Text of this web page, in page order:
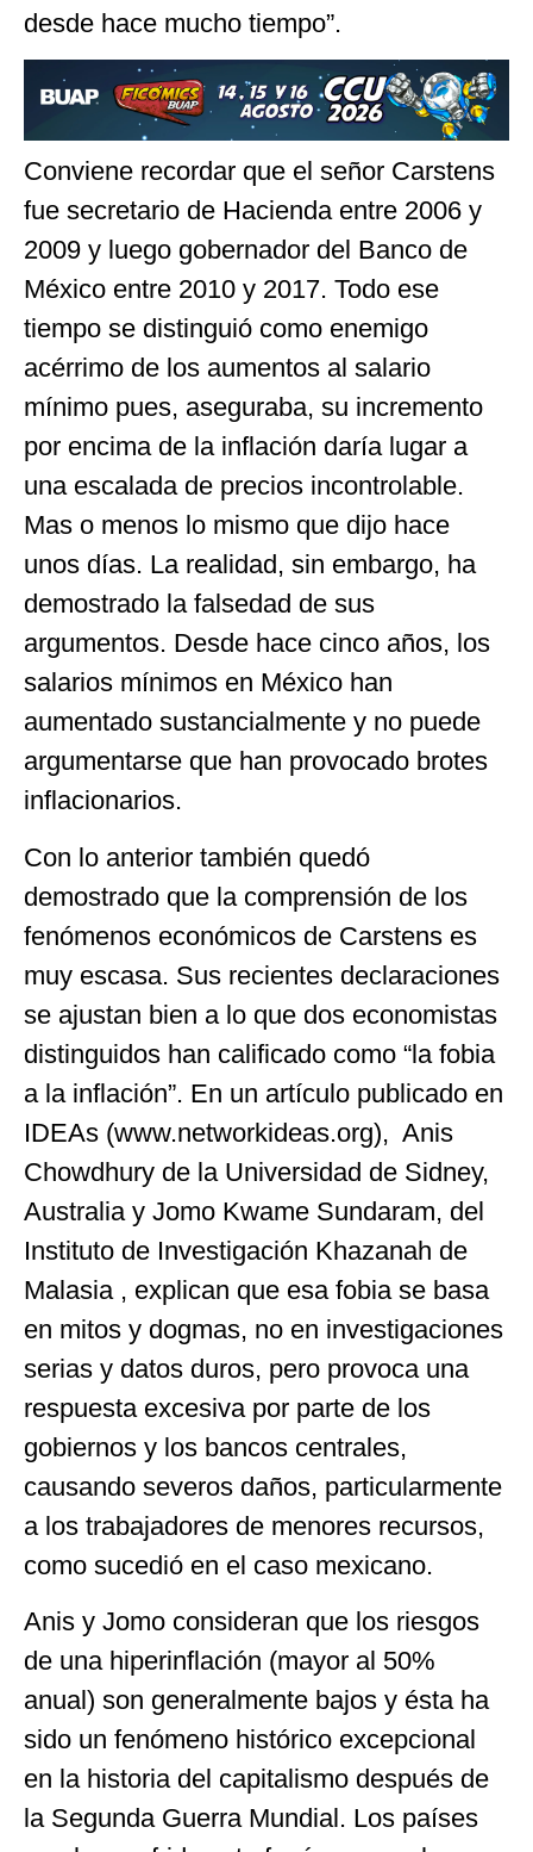
desde hace mucho tiempo”.
Conviene recordar que el señor Carstens
fue secretario de Hacienda entre 2006 y
2009 y luego gobernador del Banco de
México entre 2010 y 2017. Todo ese
tiempo se distinguió como enemigo
acérrimo de los aumentos al salario
mínimo pues, aseguraba, su incremento
por encima de la inflación daría lugar a
una escalada de precios incontrolable.
Mas o menos lo mismo que dijo hace
unos días. La realidad, sin embargo, ha
demostrado la falsedad de sus
argumentos. Desde hace cinco años, los
salarios mínimos en México han
aumentado sustancialmente y no puede
argumentarse que han provocado brotes
inflacionarios.
Con lo anterior también quedó
demostrado que la comprensión de los
fenómenos económicos de Carstens es
muy escasa. Sus recientes declaraciones
se ajustan bien a lo que dos economistas
distinguidos han calificado como “la fobia
a la inflación”. En un artículo publicado en
IDEAs (www.networkideas.org), Anis
Chowdhury de la Universidad de Sidney,
Australia y Jomo Kwame Sundaram, del
Instituto de Investigación Khazanah de
Malasia , explican que esa fobia se basa
en mitos y dogmas, no en investigaciones
serias y datos duros, pero provoca una
respuesta excesiva por parte de los
gobiernos y los bancos centrales,
causando severos daños, particularmente
a los trabajadores de menores recursos,
como sucedió en el caso mexicano.
Anis y Jomo consideran que los riesgos
de una hiperinflación (mayor al 50%
anual) son generalmente bajos y ésta ha
sido un fenómeno histórico excepcional
en la historia del capitalismo después de
la Segunda Guerra Mundial. Los países